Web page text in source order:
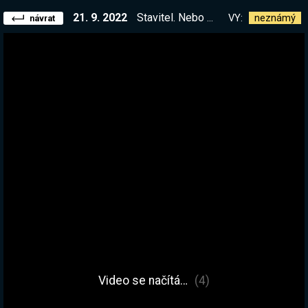
návrat 21. 9. 2022 Stavitel. Nebo bořič, nejsem si jistý| !kniha VY: neznámý
Video se načítá… (4)